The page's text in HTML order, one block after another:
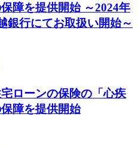
障を提供開始 ～2024年
銀行にてお取扱い開始～
ローンの保険の「心疾
障を提供開始